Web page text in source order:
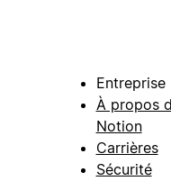
Entreprise
À propos
Notion
Carrières
Sécurité